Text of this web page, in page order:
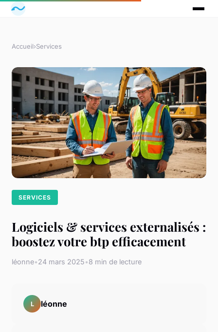
Accueil›Services
SERVICES
Logiciels & services externalisés :
boostez votre btp efficacement
léonne•24 mars 2025•8 min de lecture
L léonne